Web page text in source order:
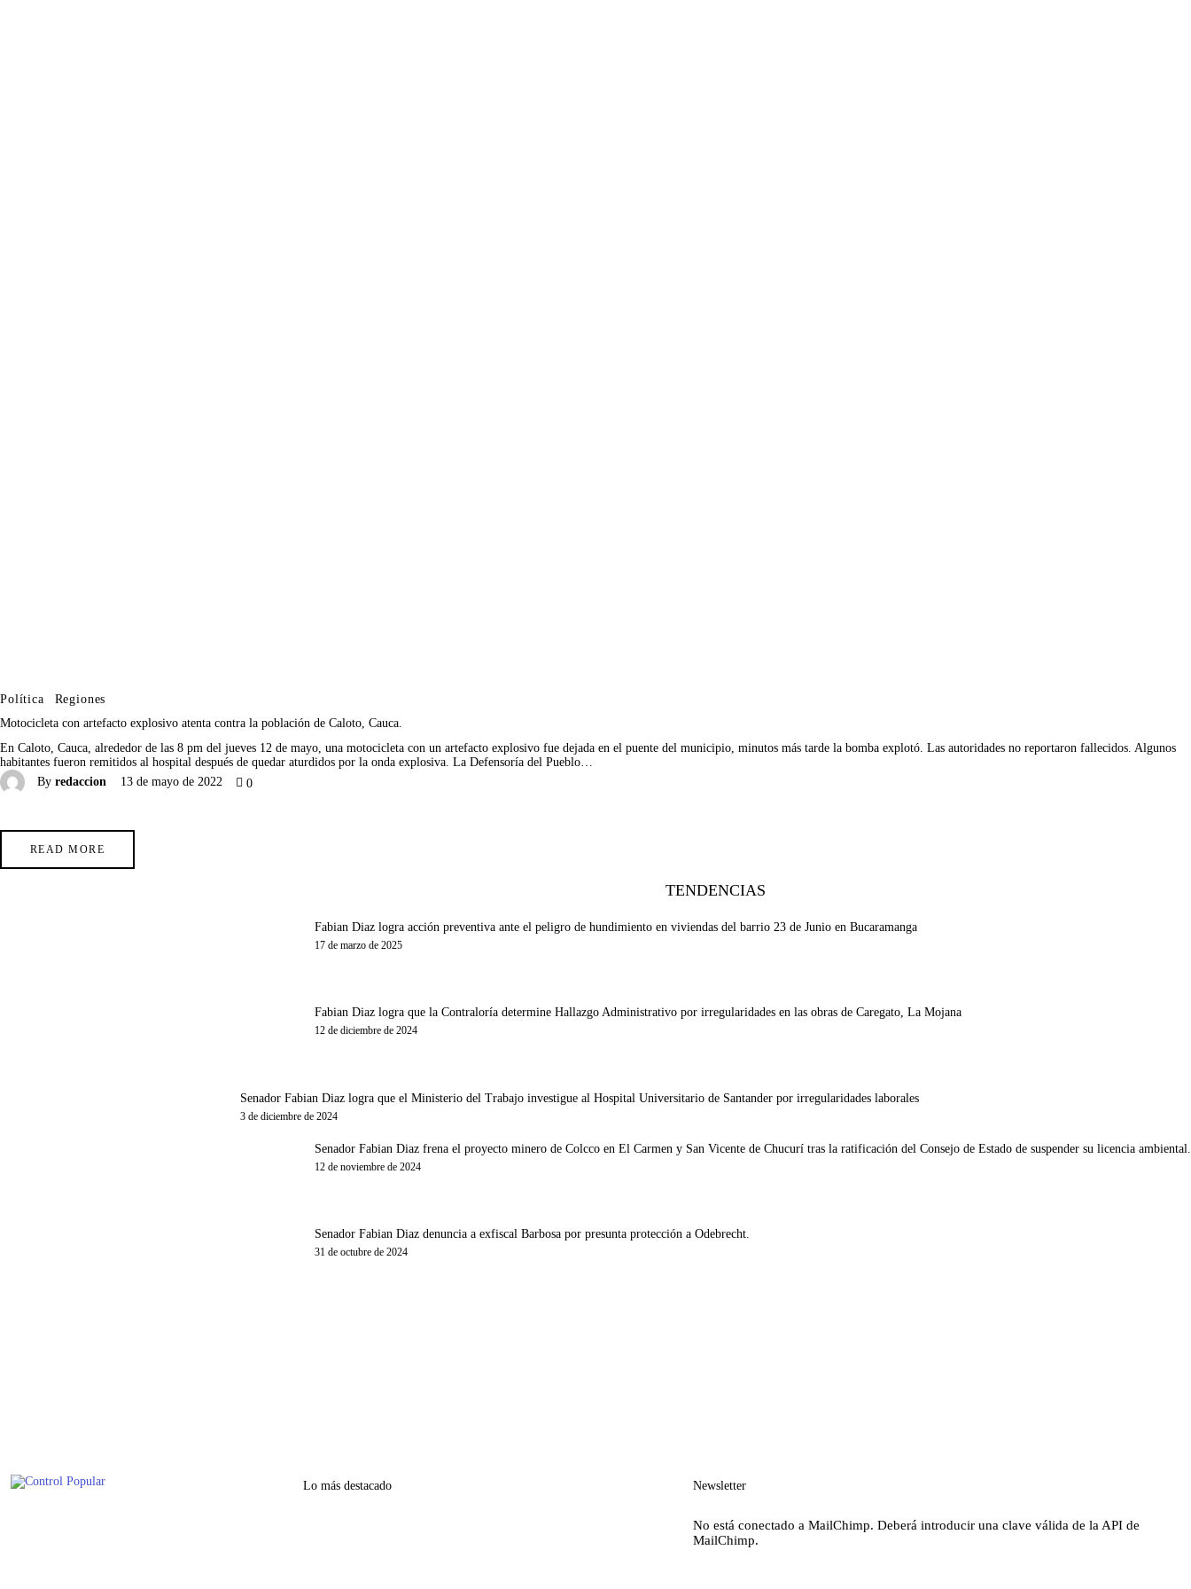
Política
Regiones
Motocicleta con artefacto explosivo atenta contra la población de Caloto, Cauca.
En Caloto, Cauca, alrededor de las 8 pm del jueves 12 de mayo, una motocicleta con un artefacto explosivo fue dejada en el puente del municipio, minutos más tarde la bomba explotó. Las autoridades no reportaron fallecidos. Algunos
habitantes fueron remitidos al hospital después de quedar aturdidos por la onda explosiva. La Defensoría del Pueblo…
By redaccion 13 de mayo de 2022 0
READ MORE
TENDENCIAS
Fabian Diaz logra acción preventiva ante el peligro de hundimiento en viviendas del barrio 23 de Junio en Bucaramanga
17 de marzo de 2025
Fabian Diaz logra que la Contraloría determine Hallazgo Administrativo por irregularidades en las obras de Caregato, La Mojana
12 de diciembre de 2024
Senador Fabian Diaz logra que el Ministerio del Trabajo investigue al Hospital Universitario de Santander por irregularidades laborales
3 de diciembre de 2024
Senador Fabian Diaz frena el proyecto minero de Colcco en El Carmen y San Vicente de Chucurí tras la ratificación del Consejo de Estado de suspender su licencia ambiental.
12 de noviembre de 2024
Senador Fabian Diaz denuncia a exfiscal Barbosa por presunta protección a Odebrecht.
31 de octubre de 2024
Lo más destacado Newsletter
No está conectado a MailChimp. Deberá introducir una clave válida de la API de
MailChimp.